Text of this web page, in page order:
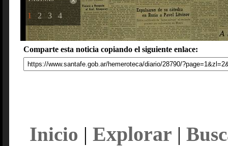
1 2 3 4
Comparte esta noticia copiando el siguiente enlace:
Inicio | Explorar |